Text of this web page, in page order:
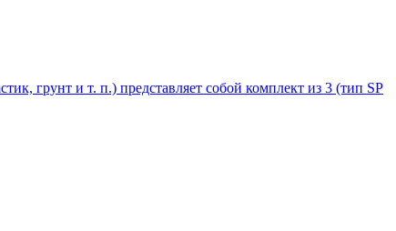
грунт и т. п.) представляет собой комплект из 3 (тип SP